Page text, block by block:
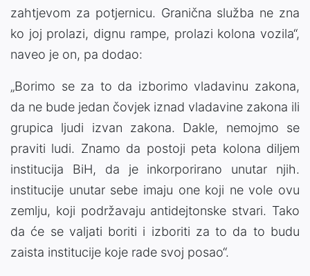
zahtjevom za potjernicu. Granična služba ne zna
ko joj prolazi, dignu rampe, prolazi kolona vozila“,
naveo je on, pa dodao:
„Borimo se za to da izborimo vladavinu zakona,
da ne bude jedan čovjek iznad vladavine zakona ili
grupica ljudi izvan zakona. Dakle, nemojmo se
praviti ludi. Znamo da postoji peta kolona diljem
institucija BiH, da je inkorporirano unutar njih.
institucije unutar sebe imaju one koji ne vole ovu
zemlju, koji podržavaju antidejtonske stvari. Tako
da će se valjati boriti i izboriti za to da to budu
zaista institucije koje rade svoj posao“.